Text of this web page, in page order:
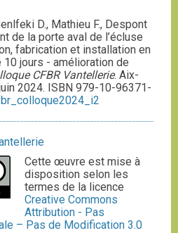
D., Mathieu F., Despont
de la porte aval de l’écluse
fabrication et installation en
jours - amélioration de
CFBR Vantellerie. Aix-
2024. ISBN 979-10-96371-
Cette œuvre est mise à
disposition selon les
termes de la licence
Creative Commons
Attribution - Pas
– Pas de Modification 3.0